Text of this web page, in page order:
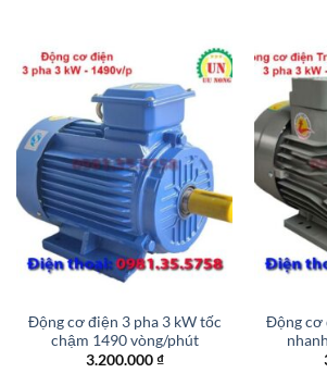
1.950.000 ₫.
Động cơ điện 3 pha 3 kW tốc
chậm 1490 vòng/phút
3.200.000₫
Động cơ